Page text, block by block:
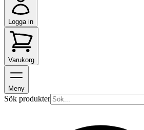
Logga in
Varukorg
Meny
Sök produkter